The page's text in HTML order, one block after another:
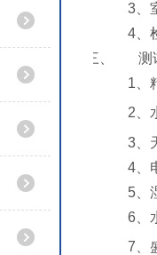
3
4
三、
测
1
2
3
4
5
6
7